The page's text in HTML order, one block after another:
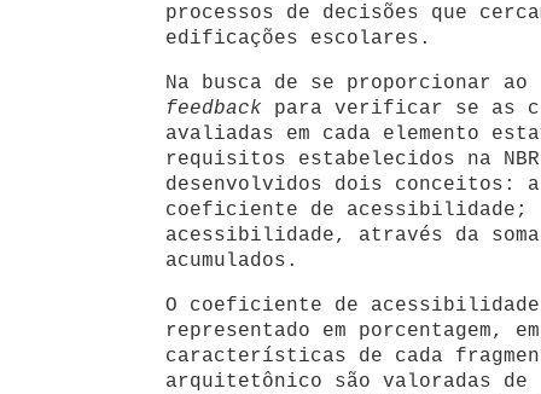
processos de decisões que
edificações escolares.
Na busca de se proporcionar
feedback para verificar se as
avaliadas em cada elemento
requisitos estabelecidos na
desenvolvidos dois conceitos:
coeficiente de acessibilidade;
acessibilidade, através da
acumulados.
O coeficiente de
representado em porcentagem,
características de cada
arquitetônico são valoradas de